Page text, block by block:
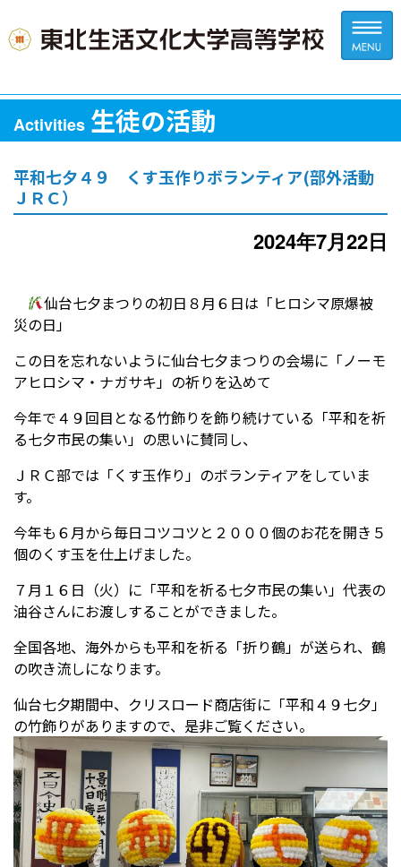
アクセス
教員採用情報(PDF) 各種証明書
Activities 生徒の活動
平和七夕４９ くす玉作りボランティア(部外活動
ＪＲＣ）
2024年7月22日
仙台七夕まつりの初日８月６日は「ヒロシマ原爆被
災の日」
この日を忘れないように仙台七夕まつりの会場に「ノーモ
アヒロシマ・ナガサキ」の祈りを込めて
今年で４９回目となる竹飾りを飾り続けている「平和を祈
る七夕市民の集い」の思いに賛同し、
ＪＲＣ部では「くす玉作り」のボランティアをしていま
す。
今年も６月から毎日コツコツと２０００個のお花を開き５
個のくす玉を仕上げました。
７月１６日（火）に「平和を祈る七夕市民の集い」代表の
油谷さんにお渡しすることができました。
全国各地、海外からも平和を祈る「折り鶴」が送られ、鶴
の吹き流しになります。
仙台七夕期間中、クリスロード商店街に「平和４９七夕」
の竹飾りがありますので、是非ご覧ください。